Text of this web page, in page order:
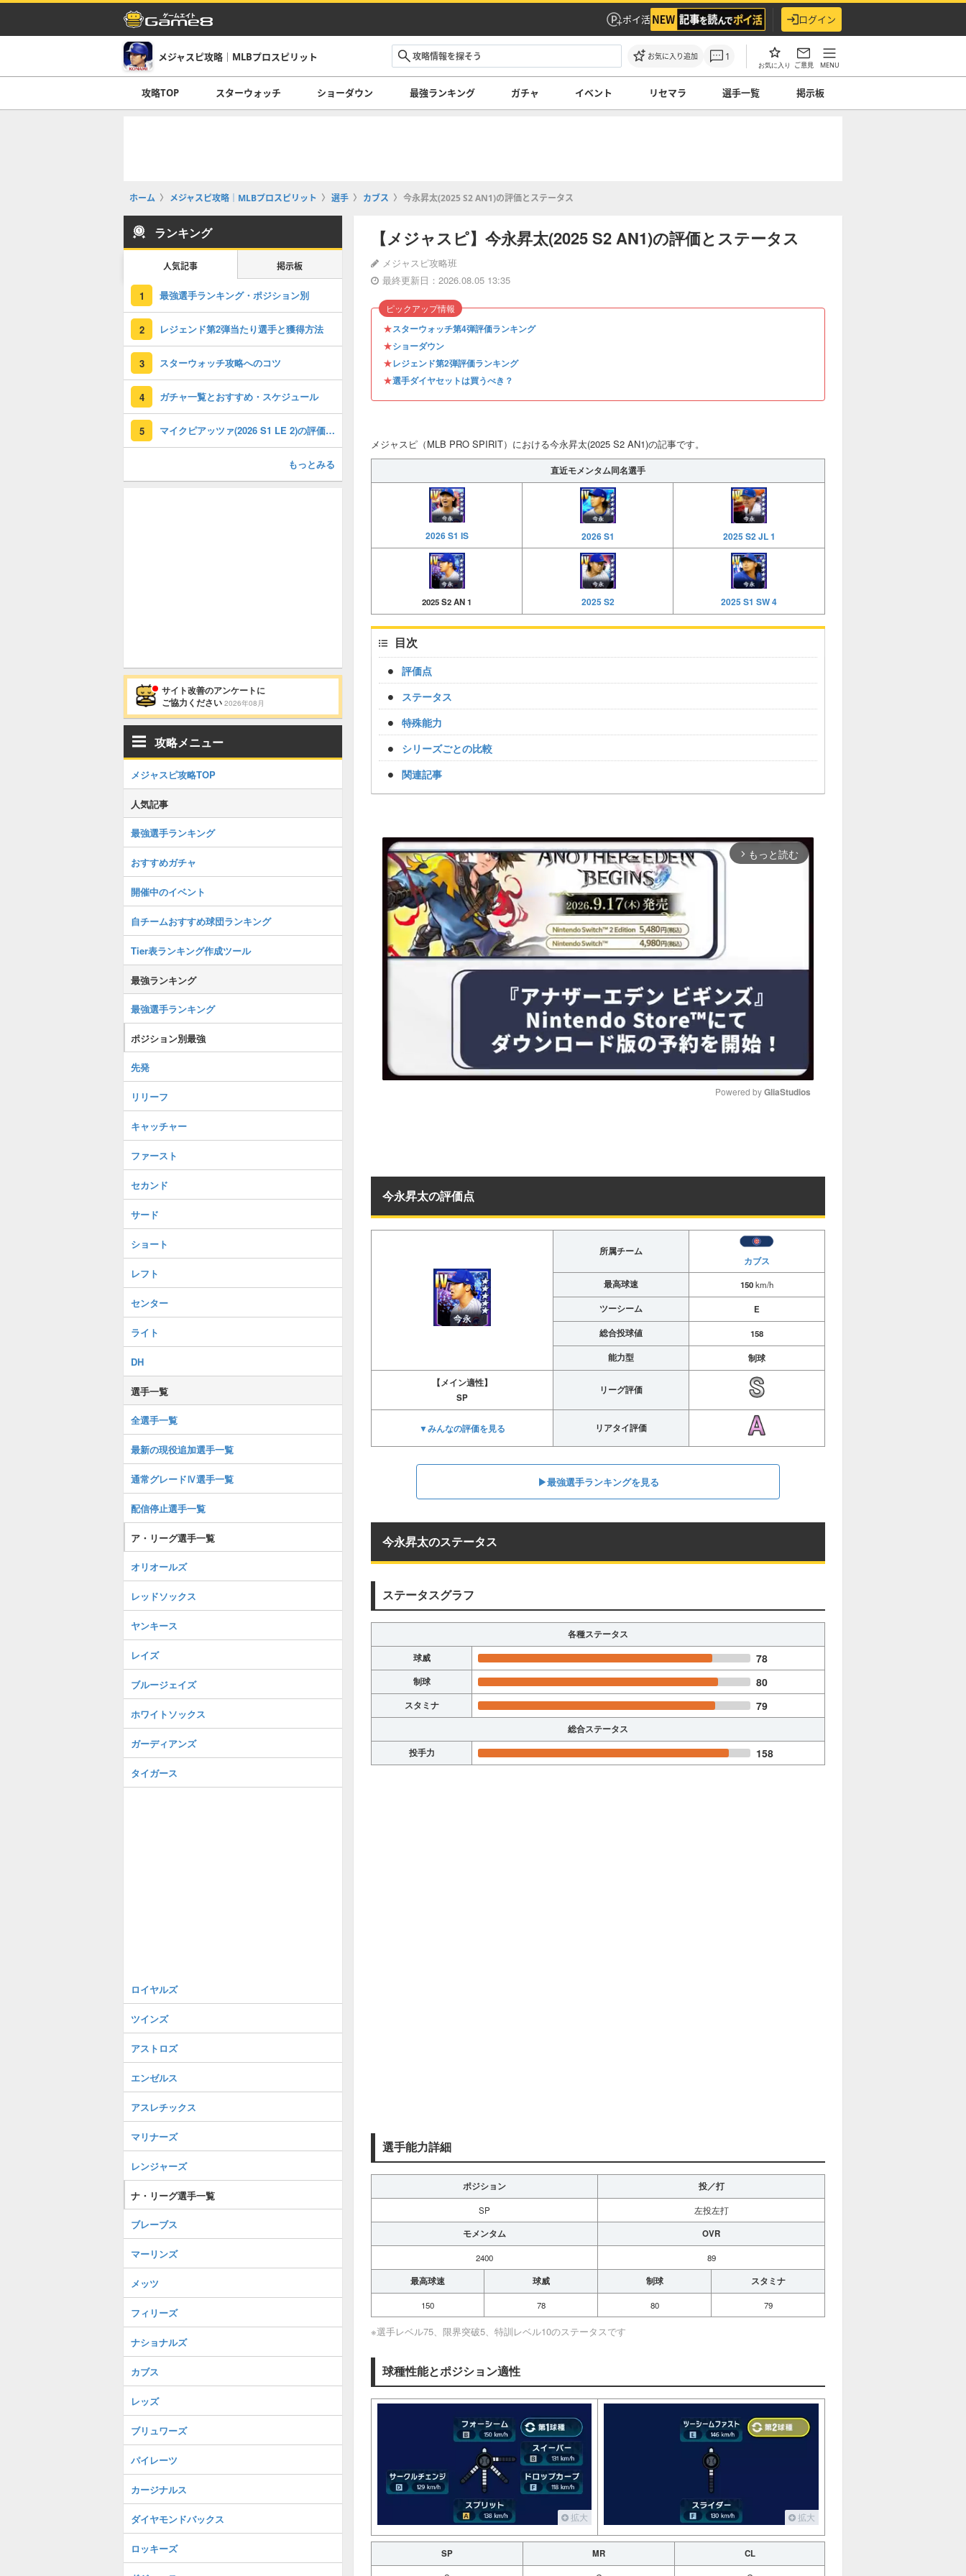
ポイ活 ログイン
メジャスピ攻略｜MLBプロスピリット お気に入り追加 1
お気に入り ご意見 MENU
攻略TOP スターウォッチ ショーダウン 最強ランキング ガチャ イベント リセマラ 選手一覧 掲示板
ホーム メジャスピ攻略｜MLBプロスピリット 選手 カブス 今永昇太(2025 S2 AN1)の評価とステータス
【メジャスピ】今永昇太(2025 S2 AN1)の評価とステータス
メジャスピ攻略班
最終更新日：2026.08.05 13:35
★スターウォッチ第4弾評価ランキング
★ショーダウン
★レジェンド第2弾評価ランキング
★選手ダイヤセットは買うべき？
ピックアップ情報
メジャスピ（MLB PRO SPIRIT）における今永昇太(2025 S2 AN1)の記事です。
直近モメンタム同名選手
2026 S1 IS 2026 S1 2025 S2 JL 1
2025 S2 AN 1 2025 S2 2025 S1 SW 4
目次
評価点
ステータス
特殊能力
シリーズごとの比較
関連記事
arrow_forward_ios もっと読む
Powered by GliaStudios
今永昇太の評価点
所属チーム
カブス
最高球速 150km/h
ツーシーム
E
総合投球値
158
能力型
制球
【メイン適性】
SP
リーグ評価
▼みんなの評価を見る リアタイ評価
▶︎最強選手ランキングを見る
今永昇太のステータス
ステータスグラフ
各種ステータス
球威
78
制球 80
スタミナ 79
総合ステータス
投手力
158
選手能力詳細
ポジション 投／打
SP 左投左打
モメンタム OVR
2400 89
最高球速 球威 制球 スタミナ
150 78 80 79
※選手レベル75、限界突破5、特訓レベル10のステータスです
球種性能とポジション適性
拡大 拡大
SP MR CL
ランキング
人気記事 掲示板
1 最強選手ランキング・ポジション別
2 レジェンド第2弾当たり選手と獲得方法
3 スターウォッチ攻略へのコツ
4 ガチャ一覧とおすすめ・スケジュール
5 マイクピアッツァ(2026 S1 LE 2)の評価とステータス
もっとみる
サイト改善のアンケートに
ご協力ください 2026年08月
攻略メニュー
メジャスピ攻略TOP
人気記事
最強選手ランキング
おすすめガチャ
開催中のイベント
自チームおすすめ球団ランキング
Tier表ランキング作成ツール
最強ランキング
最強選手ランキング
ポジション別最強
先発
リリーフ
キャッチャー
ファースト
セカンド
サード
ショート
レフト
センター
ライト
DH
選手一覧
全選手一覧
最新の現役追加選手一覧
通常グレードⅣ選手一覧
配信停止選手一覧
ア・リーグ選手一覧
オリオールズ
レッドソックス
ヤンキース
レイズ
ブルージェイズ
ホワイトソックス
ガーディアンズ
タイガース
ロイヤルズ
ツインズ
アストロズ
エンゼルス
アスレチックス
マリナーズ
レンジャーズ
ナ・リーグ選手一覧
ブレーブス
マーリンズ
メッツ
フィリーズ
ナショナルズ
カブス
レッズ
ブリュワーズ
パイレーツ
カージナルス
ダイヤモンドバックス
ロッキーズ